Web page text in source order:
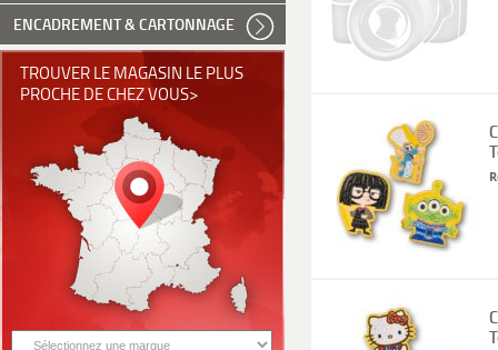
ENCADREMENT & CARTONNAGE
TROUVER LE MAGASIN LE PLUS
PROCHE DE CHEZ VOUS>